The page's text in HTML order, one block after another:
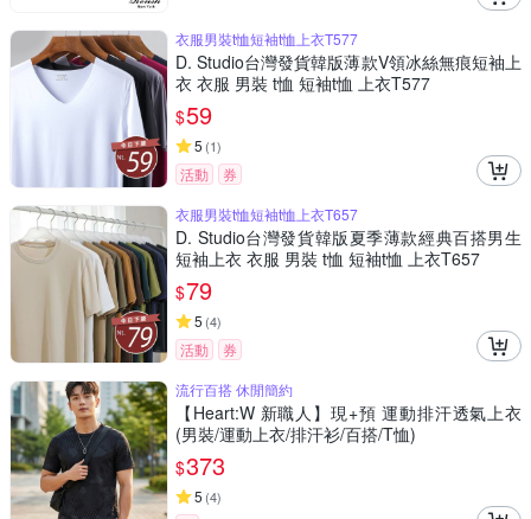
衣服男裝t恤短袖t恤上衣T577
D. Studio台灣發貨韓版薄款V領冰絲無痕短袖上
衣 衣服 男裝 t恤 短袖t恤 上衣T577
$59
5 (1)
活動
券
衣服男裝t恤短袖t恤上衣T657
D. Studio台灣發貨韓版夏季薄款經典百搭男生
短袖上衣 衣服 男裝 t恤 短袖t恤 上衣T657
$79
5 (4)
活動
券
流行百搭 休閒簡約
【Heart:W 新職人】現+預 運動排汗透氣上衣
(男裝/運動上衣/排汗衫/百搭/T恤)
$373
5 (4)